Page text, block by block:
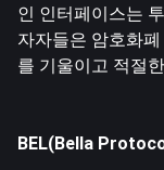
인 인터페이스는
자자들은 암호화
를 기울이고 적절
BEL(Bella